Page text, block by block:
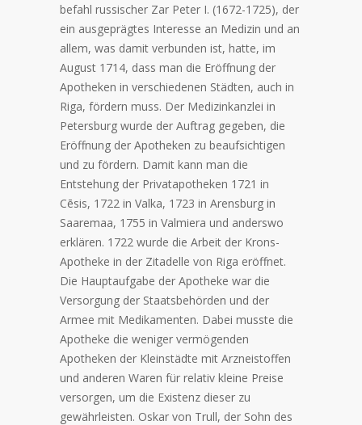
befahl russischer Zar Peter I. (1672-1725), der
ein ausgeprägtes Interesse an Medizin und an
allem, was damit verbunden ist, hatte, im
August 1714, dass man die Eröffnung der
Apotheken in verschiedenen Städten, auch in
Riga, fördern muss. Der Medizinkanzlei in
Petersburg wurde der Auftrag gegeben, die
Eröffnung der Apotheken zu beaufsichtigen
und zu fördern. Damit kann man die
Entstehung der Privatapotheken 1721 in
Cēsis, 1722 in Valka, 1723 in Arensburg in
Saaremaa, 1755 in Valmiera und anderswo
erklären. 1722 wurde die Arbeit der Krons-
Apotheke in der Zitadelle von Riga eröffnet.
Die Hauptaufgabe der Apotheke war die
Versorgung der Staatsbehörden und der
Armee mit Medikamenten. Dabei musste die
Apotheke die weniger vermögenden
Apotheken der Kleinstädte mit Arzneistoffen
und anderen Waren für relativ kleine Preise
versorgen, um die Existenz dieser zu
gewährleisten. Oskar von Trull, der Sohn des